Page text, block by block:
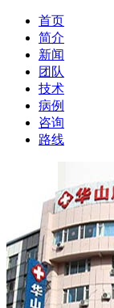
首页
简介
新闻
团队
技术
病例
咨询
路线